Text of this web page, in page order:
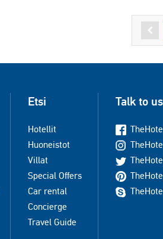
Etsi
Hotellit
Huoneistot
Villat
Special Offers
Car rental
Concierge
Travel Guide
Talk to us